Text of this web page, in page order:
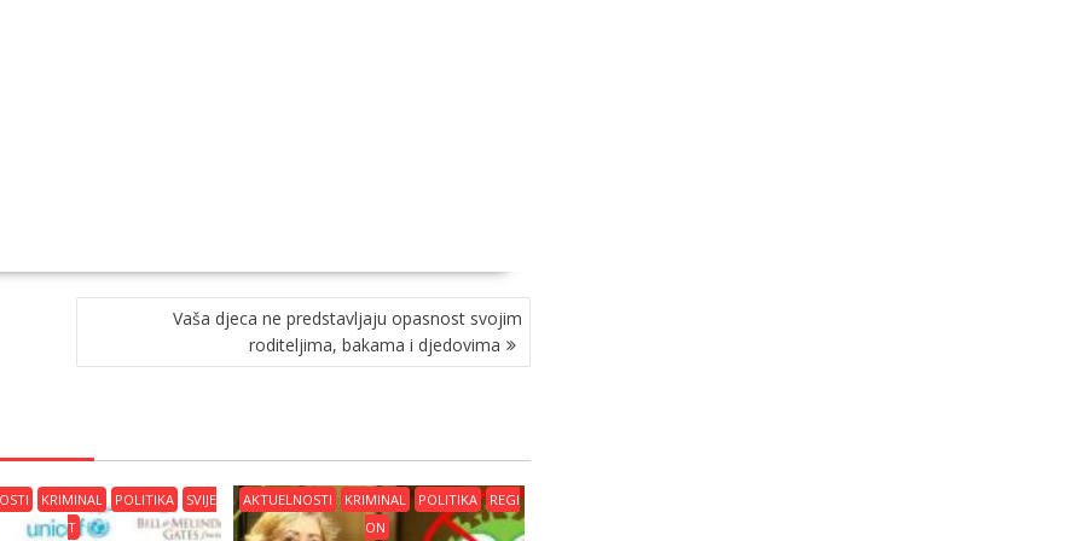
Vaša djeca ne predstavljaju opasnost svojim
roditeljima, bakama i djedovima
KRIMINAL POLITIKA
SVIJE
T
AKTUELNOSTI KRIMINAL POLITIKA
REGI
ON